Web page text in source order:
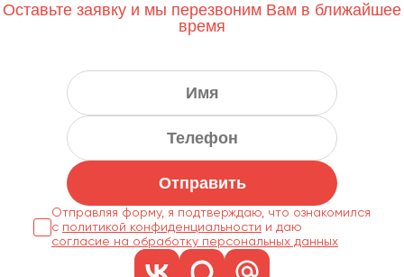
Оставьте заявку и мы перезвоним Вам в ближайшее
время
Отправить
Отправляя форму, я подтверждаю, что ознакомился
с политикой конфиденциальности
согласие на обработку персональных данных